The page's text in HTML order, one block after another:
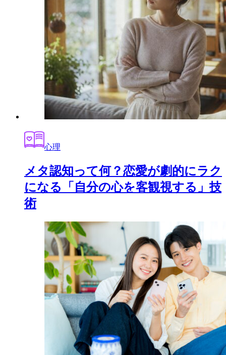
心理
メタ認知って何？恋愛が劇的にラク
になる「自分の心を客観視する」技
術